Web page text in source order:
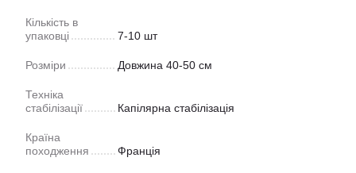
Кiлькiсть в
упаковцi
7-10 шт
Розмiри Довжина 40-50 см
Техніка
стабілізації
Капiлярна стабiлiзацiя
Країна
походження
Франція